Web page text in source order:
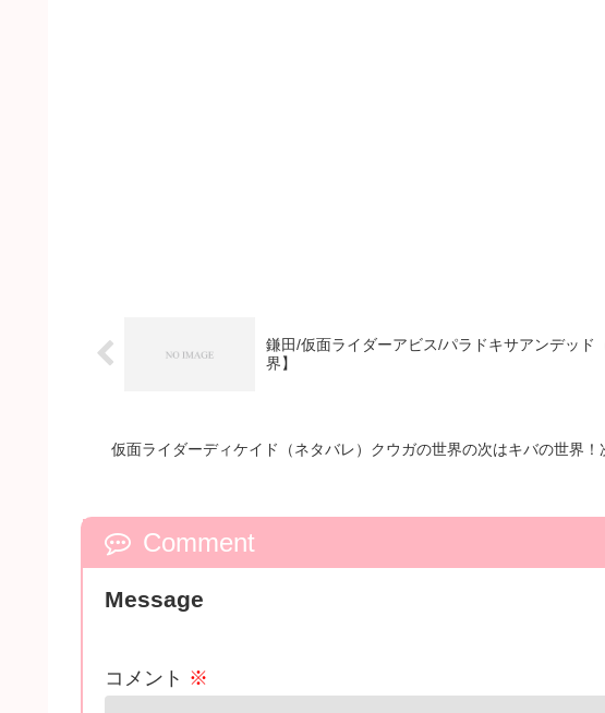
鎌田/仮面ライダーアビス/パラドキサアンデッ
界】
仮面ライダーディケイド（ネタバレ）クウガの世界の次はキバの世界
Comment
Message
コメント ※